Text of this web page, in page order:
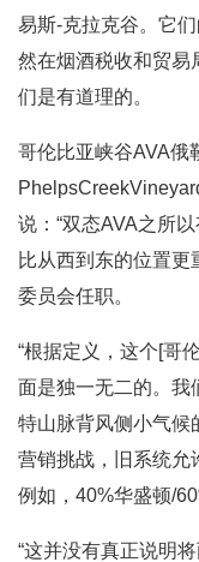
易斯-克拉克谷。它
然在烟酒税收和贸易
们是有道理的。
哥伦比亚峡谷AVA俄
说：“双态AVA之所
比从西到东的位置更
委员会任职。
“根据定义，这个[哥
面是独一无二的。我
特山脉背风侧小气候
营销挑战，旧系统允
例如，40%华盛顿/
“这并没有真正说明